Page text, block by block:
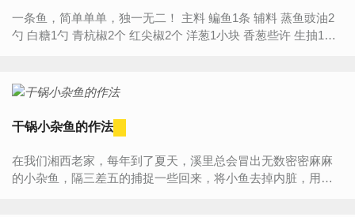
一条鱼，简单单单，独一无二！ 主料 鳊鱼1条 辅料 蒸鱼豉油2
勺 白糖1勺 青杭椒2个 红尖椒2个 洋葱1小块 香葱些许 生抽1勺
干锅小杂鱼的作法
在我们湘西老家，每年到了夏天，溪里总会冒出无数密密麻麻
的小杂鱼，隔三差五的捕捉一些回来，将小鱼去掉内脏，用锅